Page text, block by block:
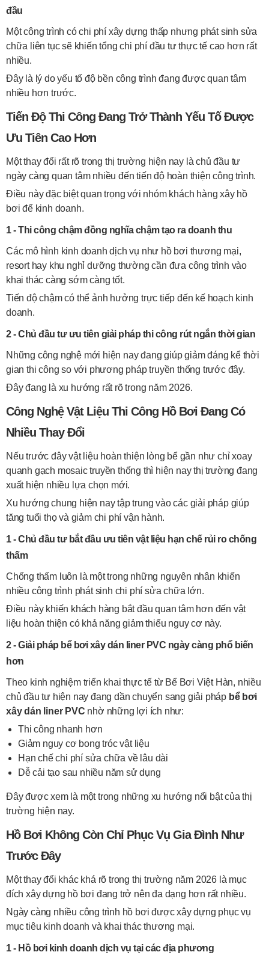
đầu
Một công trình có chi phí xây dựng thấp nhưng phát sinh sửa
chữa liên tục sẽ khiến tổng chi phí đầu tư thực tế cao hơn rất
nhiều.
Đây là lý do yếu tố độ bền công trình đang được quan tâm
nhiều hơn trước.
Tiến Độ Thi Công Đang Trở Thành Yếu Tố Được
Ưu Tiên Cao Hơn
Một thay đổi rất rõ trong thị trường hiện nay là chủ đầu tư
ngày càng quan tâm nhiều đến tiến độ hoàn thiện công trình.
Điều này đặc biệt quan trọng với nhóm khách hàng xây hồ
bơi để kinh doanh.
1 - Thi công chậm đồng nghĩa chậm tạo ra doanh thu
Các mô hình kinh doanh dịch vụ như hồ bơi thương mại,
resort hay khu nghỉ dưỡng thường cần đưa công trình vào
khai thác càng sớm càng tốt.
Tiến độ chậm có thể ảnh hưởng trực tiếp đến kế hoạch kinh
doanh.
2 - Chủ đầu tư ưu tiên giải pháp thi công rút ngắn thời gian
Những công nghệ mới hiện nay đang giúp giảm đáng kể thời
gian thi công so với phương pháp truyền thống trước đây.
Đây đang là xu hướng rất rõ trong năm 2026.
Công Nghệ Vật Liệu Thi Công Hồ Bơi Đang Có
Nhiều Thay Đổi
Nếu trước đây vật liệu hoàn thiện lòng bể gần như chỉ xoay
quanh gạch mosaic truyền thống thì hiện nay thị trường đang
xuất hiện nhiều lựa chọn mới.
Xu hướng chung hiện nay tập trung vào các giải pháp giúp
tăng tuổi thọ và giảm chi phí vận hành.
1 - Chủ đầu tư bắt đầu ưu tiên vật liệu hạn chế rủi ro chống
thấm
Chống thấm luôn là một trong những nguyên nhân khiến
nhiều công trình phát sinh chi phí sửa chữa lớn.
Điều này khiến khách hàng bắt đầu quan tâm hơn đến vật
liệu hoàn thiện có khả năng giảm thiểu nguy cơ này.
2 - Giải pháp bể bơi xây dán liner PVC ngày càng phổ biến
hơn
Theo kinh nghiệm triển khai thực tế từ Bể Bơi Việt Hàn, nhiều
chủ đầu tư hiện nay đang dần chuyển sang giải pháp bể bơi
xây dán liner PVC nhờ những lợi ích như:
Thi công nhanh hơn
Giảm nguy cơ bong tróc vật liệu
Hạn chế chi phí sửa chữa về lâu dài
Dễ cải tạo sau nhiều năm sử dụng
Đây được xem là một trong những xu hướng nổi bật của thị
trường hiện nay.
Hồ Bơi Không Còn Chỉ Phục Vụ Gia Đình Như
Trước Đây
Một thay đổi khác khá rõ trong thị trường năm 2026 là mục
đích xây dựng hồ bơi đang trở nên đa dạng hơn rất nhiều.
Ngày càng nhiều công trình hồ bơi được xây dựng phục vụ
mục tiêu kinh doanh và khai thác thương mại.
1 - Hồ bơi kinh doanh dịch vụ tại các địa phương